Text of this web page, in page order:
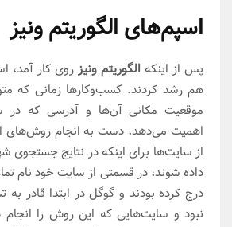
اسپم‌های الگوریتم ونیز
پس از اینکه الگوریتم ونیز روی کار آمد،
هم رشد کردند. کسب‌وکارها زمانی که
موقعیت مکانی آن‌ها و آدرسی که در
اهمیت می‌دهد، دست به انجام روش‌های
از سایت‌ها برای اینکه در نتایج
داده شوند، در قسمتی از سایت خود نام
درج کرده بودند و گوگل در ابتدا قادر
نبود و سایت‌هایی که این روش را انجام